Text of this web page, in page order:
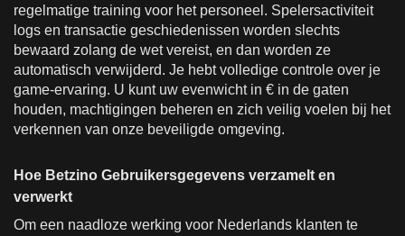
regelmatige training voor het personeel. Spelersactiviteit
logs en transactie geschiedenissen worden slechts
bewaard zolang de wet vereist, en dan worden ze
automatisch verwijderd. Je hebt volledige controle over je
game-ervaring. U kunt uw evenwicht in € in de gaten
houden, machtigingen beheren en zich veilig voelen bij het
verkennen van onze beveiligde omgeving.
Hoe Betzino Gebruikersgegevens verzamelt en
verwerkt
Om een naadloze werking voor Nederlands klanten te